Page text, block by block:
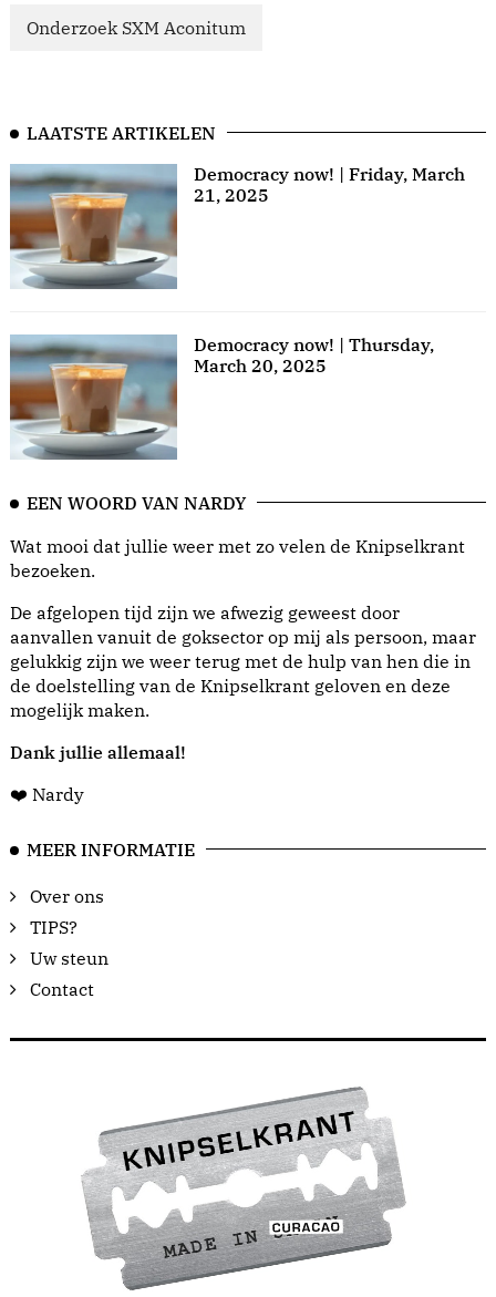
Onderzoek SXM Aconitum
LAATSTE ARTIKELEN
Democracy now! | Friday, March
21, 2025
Democracy now! | Thursday,
March 20, 2025
EEN WOORD VAN NARDY
Wat mooi dat jullie weer met zo velen de Knipselkrant
bezoeken.
De afgelopen tijd zijn we afwezig geweest door
aanvallen vanuit de goksector op mij als persoon, maar
gelukkig zijn we weer terug met de hulp van hen die in
de doelstelling van de Knipselkrant geloven en deze
mogelijk maken.
Dank jullie allemaal!
❤️ Nardy
MEER INFORMATIE
Over ons
TIPS?
Uw steun
Contact